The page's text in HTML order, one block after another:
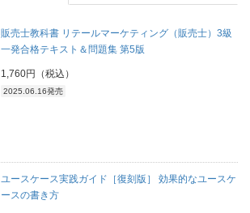
販売士教科書 リテールマーケティング（販売士）3級
一発合格テキスト＆問題集 第5版
1,760円（税込）
2025.06.16発売
ユースケース実践ガイド［復刻版］ 効果的なユースケ
ースの書き方